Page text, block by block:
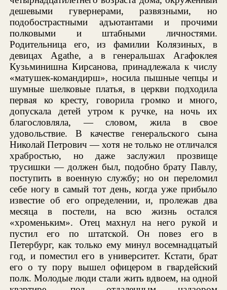
дешевыми гувернерами, развязными, но
подобострастными адъютантами и прочими
полковыми и штабными личностями.
Родительница его, из фамилии Колязиных, в
девицах Agathe, а в генеральшах Агафоклея
Кузьминишна Кирсанова, принадлежала к числу
«матушек-командирш», носила пышные чепцы и
шумные шелковые платья, в церкви подходила
первая ко кресту, говорила громко и много,
допускала детей утром к ручке, на ночь их
благословляла, — словом, жила в свое
удовольствие. В качестве генеральского сына
Николай Петрович — хотя не только не отличался
храбростью, но даже заслужил прозвище
трусишки — должен был, подобно брату Павлу,
поступить в военную службу; но он переломил
себе ногу в самый тот день, когда уже прибыло
известие об его определении, и, пролежав два
месяца в постели, на всю жизнь остался
«хроменьким». Отец махнул на него рукой и
пустил его по штатской. Он повез его в
Петербург, как только ему минул восемнадцатый
год, и поместил его в университет. Кстати, брат
его о ту пору вышел офицером в гвардейский
полк. Молодые люди стали жить вдвоем, на одной